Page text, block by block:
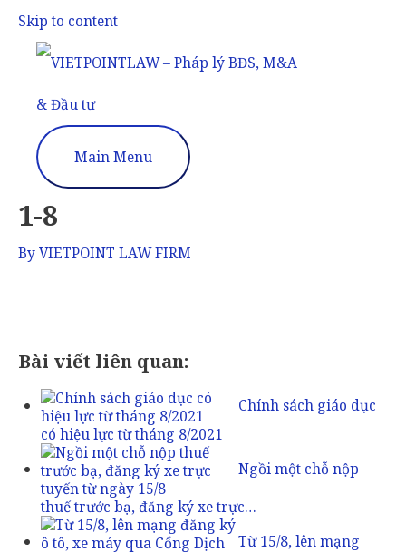
Skip to content
Main Menu
1-8
ByVIETPOINT LAW FIRM
Bài viết liên quan:
Chính sách giáo dục
có hiệu lực từ tháng 8/2021
Ngồi một chỗ nộp
thuế trước bạ, đăng ký xe trực…
Từ 15/8, lên mạng